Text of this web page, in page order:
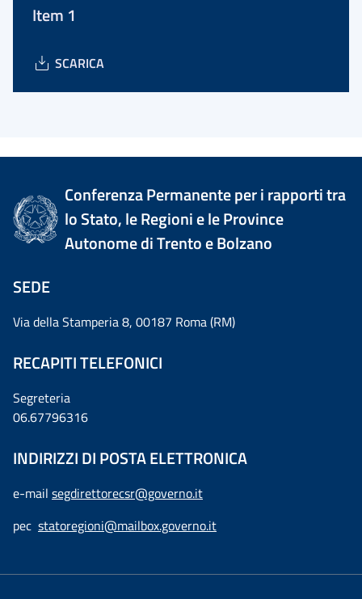
Item 1
SCARICA
Conferenza Permanente per i rapporti tra
lo Stato, le Regioni e le Province
Autonome di Trento e Bolzano
SEDE
Via della Stamperia 8, 00187 Roma (RM)
RECAPITI TELEFONICI
Segreteria
06.67796316
INDIRIZZI DI POSTA ELETTRONICA
e-mail segdirettorecsr@governo.it
pec statoregioni@mailbox.governo.it